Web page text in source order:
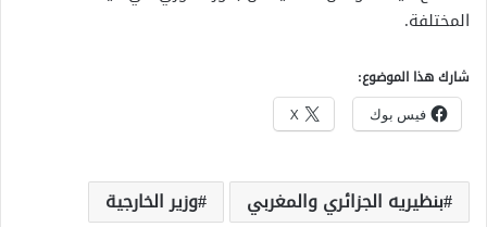
المختلفة.
شارك هذا الموضوع:
فيس بوك X
بنظيريه الجزائري والمغربي
وزير الخارجية